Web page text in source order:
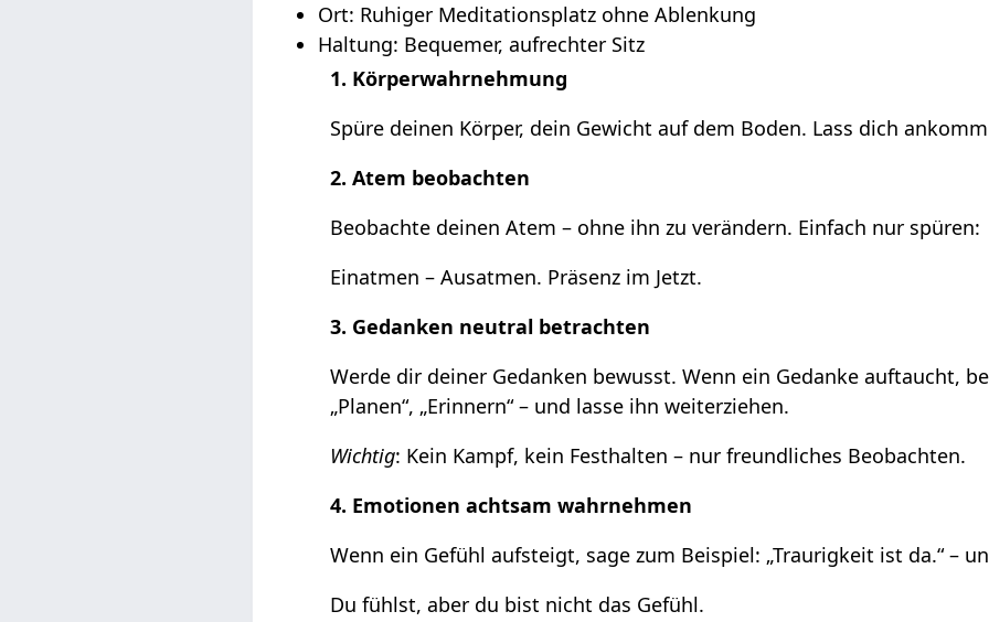
Ort: Ruhiger Meditationsplatz ohne Ablenkung
Haltung: Bequemer, aufrechter Sitz
1. Körperwahrnehmung
Spüre deinen Körper, dein Gewicht auf dem Boden. Lass dich
2. Atem beobachten
Beobachte deinen Atem – ohne ihn zu verändern. Einfach nur spüren:
Einatmen – Ausatmen. Präsenz im Jetzt.
3. Gedanken neutral betrachten
Werde dir deiner Gedanken bewusst. Wenn ein Gedanke auftaucht,
„Planen“, „Erinnern“ – und lasse ihn weiterziehen.
Wichtig: Kein Kampf, kein Festhalten – nur freundliches Beobachten.
4. Emotionen achtsam wahrnehmen
Wenn ein Gefühl aufsteigt, sage zum Beispiel: „Traurigkeit ist da.“ –
Du fühlst, aber du bist nicht das Gefühl.